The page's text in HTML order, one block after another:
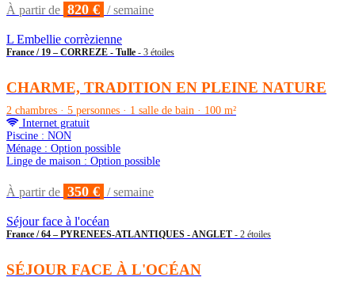
À partir de 820 € / semaine
L Embellie corrèzienne
France / 19 – CORREZE - Tulle - 3 étoiles
CHARME, TRADITION EN PLEINE NATURE
2 chambres · 5 personnes · 1 salle de bain · 100 m²
Internet gratuit
Piscine : NON
Ménage : Option possible
Linge de maison : Option possible
À partir de 350 € / semaine
Séjour face à l'océan
France / 64 – PYRENEES-ATLANTIQUES - ANGLET - 2 étoiles
SÉJOUR FACE À L'OCÉAN